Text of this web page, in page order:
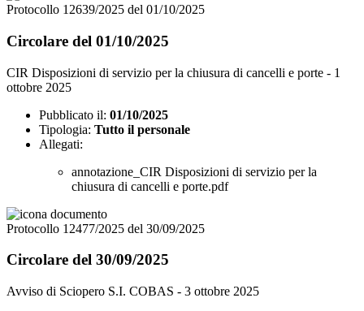
Protocollo 12639/2025 del 01/10/2025
Circolare del 01/10/2025
CIR Disposizioni di servizio per la chiusura di cancelli e porte - 1
ottobre 2025
Pubblicato il: 01/10/2025
Tipologia: Tutto il personale
Allegati:
annotazione_CIR Disposizioni di servizio per la
chiusura di cancelli e porte.pdf
Protocollo 12477/2025 del 30/09/2025
Circolare del 30/09/2025
Avviso di Sciopero S.I. COBAS - 3 ottobre 2025